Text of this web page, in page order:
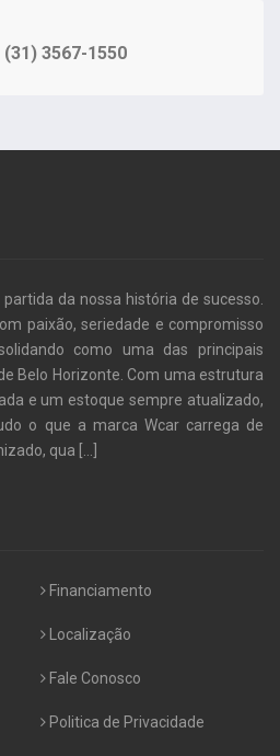
(31) 3567-1550
da nossa história de sucesso.
paixão, seriedade e compromisso
como uma das principais
Belo Horizonte. Com uma estrutura
e um estoque sempre atualizado,
o que a marca Wcar carrega de
qua [...]
Financiamento
Localização
Fale Conosco
Politica de Privacidade